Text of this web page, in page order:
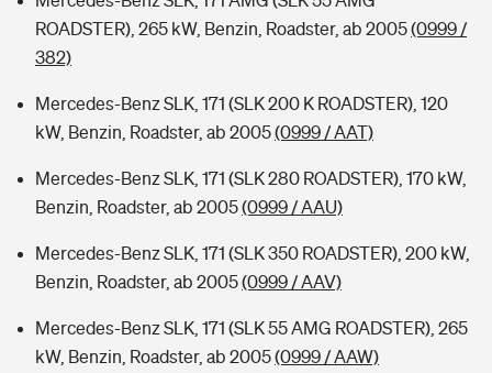
ROADSTER), 265 kW, Benzin, Roadster, ab 2005(0999 /
382)
Mercedes-Benz SLK, 171 (SLK 200 K ROADSTER), 120
kW, Benzin, Roadster, ab 2005(0999 / AAT)
Mercedes-Benz SLK, 171 (SLK 280 ROADSTER), 170 kW,
Benzin, Roadster, ab 2005(0999 / AAU)
Mercedes-Benz SLK, 171 (SLK 350 ROADSTER), 200 kW,
Benzin, Roadster, ab 2005(0999 / AAV)
Mercedes-Benz SLK, 171 (SLK 55 AMG ROADSTER), 265
kW, Benzin, Roadster, ab 2005(0999 / AAW)